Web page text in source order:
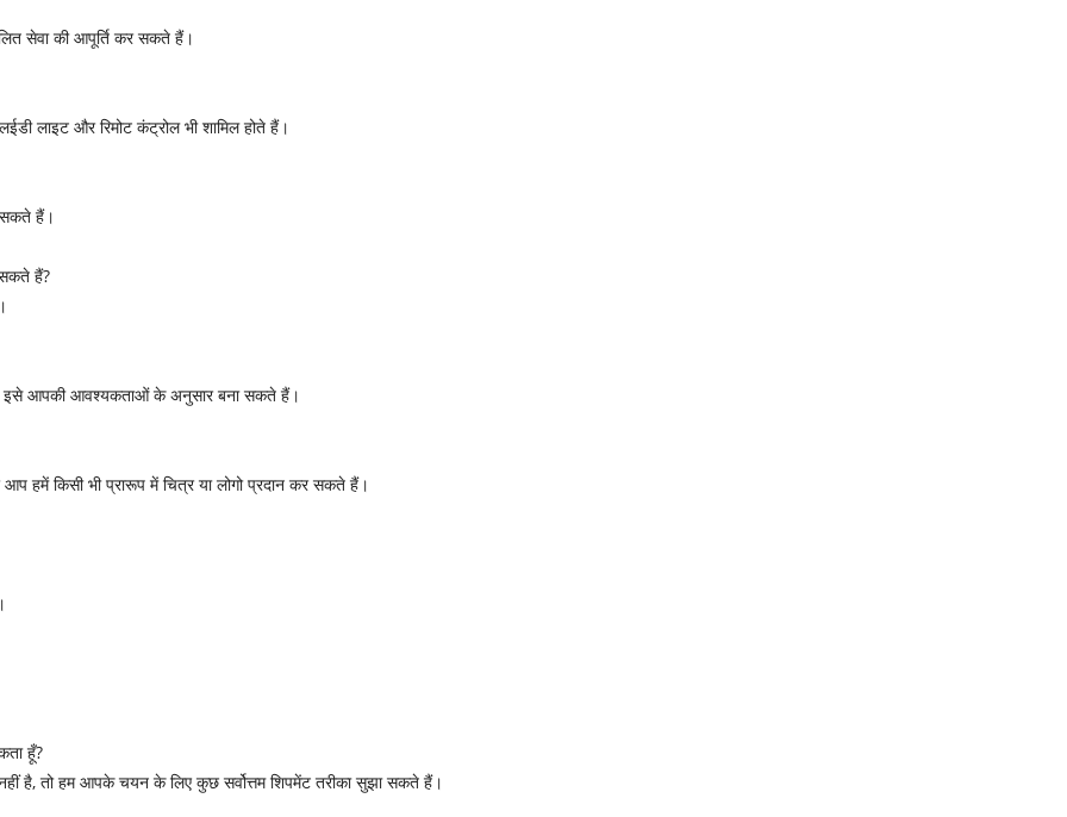
सेवा की आपूर्ति कर सकते हैं।
लाइट और रिमोट कंट्रोल भी शामिल होते हैं।
सकते हैं।
हैं?
इसे आपकी आवश्यकताओं के अनुसार बना सकते हैं।
हमें किसी भी प्रारूप में चित्र या लोगो प्रदान कर सकते हैं।
हूँ?
है, तो हम आपके चयन के लिए कुछ सर्वोत्तम शिपमेंट तरीका सुझा सकते हैं।